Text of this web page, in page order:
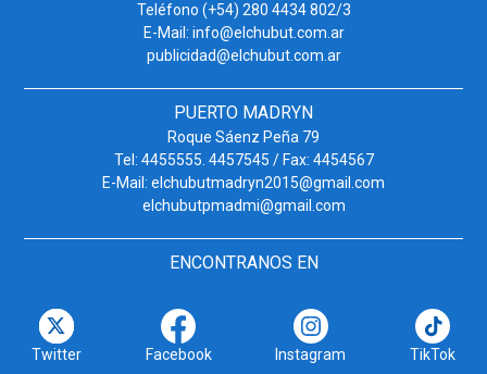
Teléfono (+54) 280 4434 802/3
E-Mail: info@elchubut.com.ar
publicidad@elchubut.com.ar
PUERTO MADRYN
Roque Sáenz Peña 79
Tel: 4455555. 4457545 / Fax: 4454567
E-Mail: elchubutmadryn2015@gmail.com
elchubutpmadmi@gmail.com
ENCONTRANOS EN
Twitter Facebook Instagram TikTok